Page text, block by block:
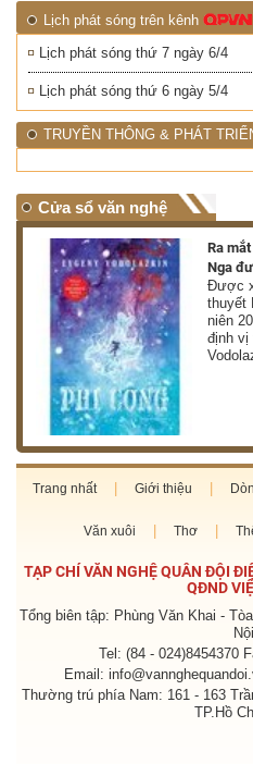
Lịch phát sóng trên kênh
Lịch phát sóng thứ 7 ngày 6/4
Lịch phát sóng thứ 6 ngày 5/4
TRUYỀN THÔNG & PHÁT
Cửa sổ văn nghệ
Ra
Nga
Được
thuyết
niên
định vị
Trang nhất Giới thiệu
Văn xuôi Thơ
TẠP CHÍ VĂN NGHỆ QUÂN ĐỘI
QĐND
Tổng biên tập: Phùng Văn Khai -
Nội
Tel: (84 - 024)8454370
Email:
Thường trú phía Nam: 161 - 163
TP.Hồ